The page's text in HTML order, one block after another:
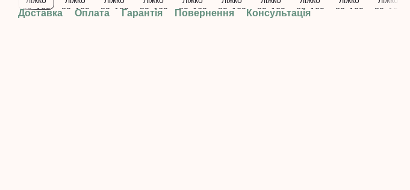
Доставка Оплата Гарантія Повернення Консультація